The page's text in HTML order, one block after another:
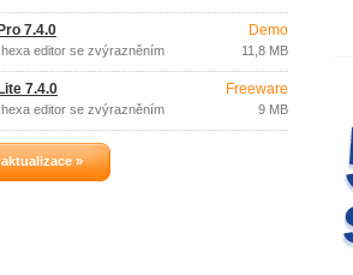
7.4.0
editor se zvýrazněním
Demo
11,8 MB
7.4.0
editor se zvýrazněním
Freeware
9 MB
»